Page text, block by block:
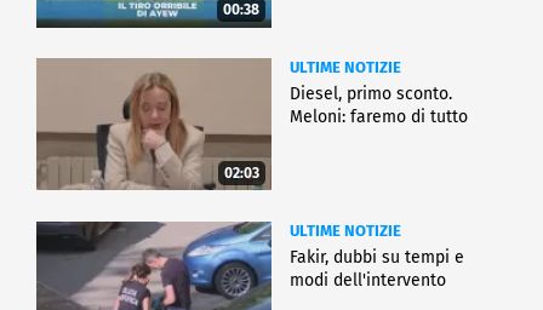
00:38
02:03
ULTIME NOTIZIE
Diesel, primo sconto.
Meloni: faremo di tutto
ULTIME NOTIZIE
Fakir, dubbi su tempi e
modi dell'intervento